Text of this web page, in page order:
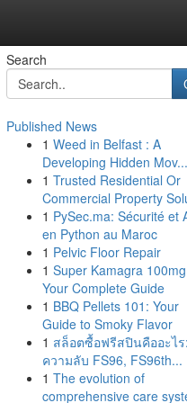
Search
Published News
1 Weed in Belfast : A
Developing Hidden Mov...
1 Trusted Residential Or
Commercial Property
1 PySec.ma: Sécurité et
en Python au Maroc
1 Pelvic Floor Repair
1 Super Kamagra
Your Complete Guide
1 BBQ Pellets 101: Your
Guide to Smoky Flavor
1 สล็อตซื้อฟรีสปินคืออะไ
ความลับ FS96, FS96th...
1 The evolution of
comprehensive care